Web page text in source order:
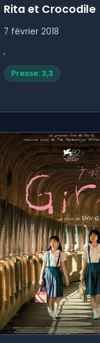
Rita et Crocodile
7 février 2018
,
Presse: 3,3